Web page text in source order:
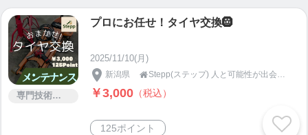
専門技術サービス
プロにお任せ！タイヤ交換🛞
2025/11/10(月)
新潟県  Stepp(ステップ) 人と可能性が出会う場所
￥3,000 （税込）
125ポイント